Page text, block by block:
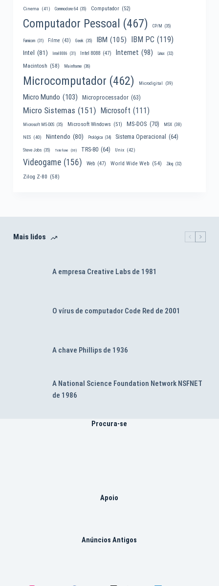
Cinema (41) Commodore 64 (35) Computador (52)
Computador Pessoal (467) CP/M (35)
Famicom (31) Filme (43) Geek (35) IBM (105) IBM PC (119)
Intel (81) Intel 8086 (31) Intel 8088 (47) Internet (98) Linux (32)
Macintosh (58) Mainframe (36)
Microcomputador (462) Microdigital (39)
Micro Mundo (103) Microprocessador (63)
Micro Sistemas (151) Microsoft (111)
Microsoft MS-DOS (35) Microsoft Windows (51) MS-DOS (70) MSX (38)
NES (40) Nintendo (80) Prológica (34) Sistema Operacional (64)
Steve Jobs (35) Telefone (30) TRS-80 (64) Unix (42)
Videogame (156) Web (47) World Wide Web (54) Zilog (32)
Zilog Z-80 (58)
Mais lidos
A empresa Creative Labs de 1981
O vírus de computador Code Red de 2001
A chave Phillips de 1936
A National Science Foundation Network NSFNET
de 1986
Procura-se
Apoio
Anúncios Antigos